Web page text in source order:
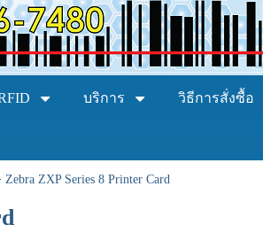
บริการ วิธีการสั่งซื้อ
Zebra ZXP Series 8 Printer Card